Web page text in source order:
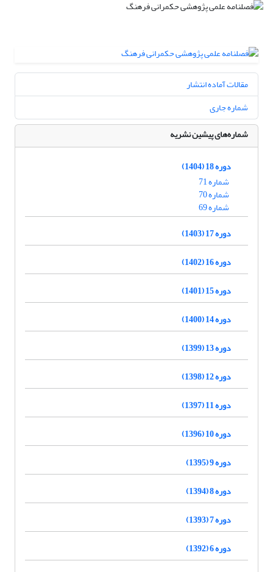
مقالات آماده انتشار
شماره جاری
شماره‌های پیشین نشریه
دوره 18 (1404)
شماره 71
شماره 70
شماره 69
دوره 17 (1403)
دوره 16 (1402)
دوره 15 (1401)
دوره 14 (1400)
دوره 13 (1399)
دوره 12 (1398)
دوره 11 (1397)
دوره 10 (1396)
دوره 9 (1395)
دوره 8 (1394)
دوره 7 (1393)
دوره 6 (1392)